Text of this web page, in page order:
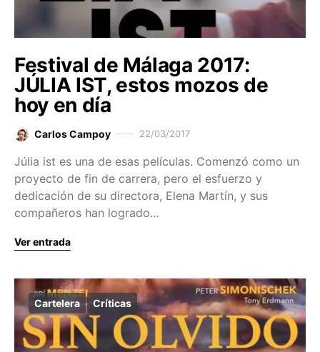
Festival de Málaga 2017:
JÚLIA IST, estos mozos de
hoy en día
Carlos Campoy 22/03/2017
Júlia ist es una de esas películas. Comenzó como un
proyecto de fin de carrera, pero el esfuerzo y
dedicación de su directora, Elena Martín, y sus
compañeros han logrado…
Ver entrada
Cartelera Críticas